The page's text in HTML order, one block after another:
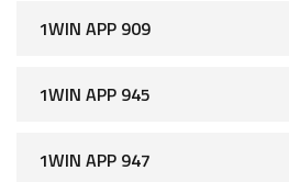
1WIN APP 909
1WIN APP 945
1WIN APP 947